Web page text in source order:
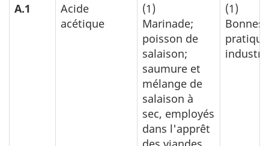
A.1
Acide
acétique
(1)
Marinade;
poisson de
salaison;
saumure et
mélange de
salaison à
sec, employés
dans l'apprêt
(1)
Bonnes